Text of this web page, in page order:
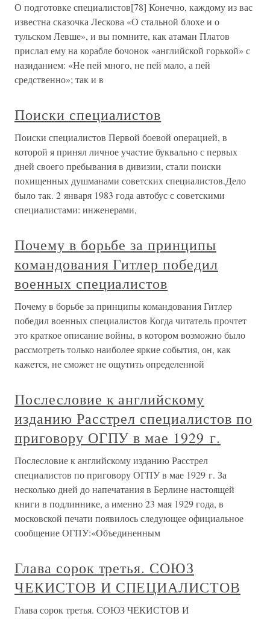
О подготовке специалистов[78] Конечно, каждому из вас
известна сказочка Лескова «О стальной блохе и о
тульском Левше», и вы помните, как атаман Платов
прислал ему на корабле бочонок «английской горькой» с
назиданием: «Не пей много, не пей мало, а пей
средственно»; так и в
Поиски специалистов
Поиски специалистов Первой боевой операцией, в
которой я принял личное участие буквально с первых
дней своего пребывания в дивизии, стали поиски
похищенных душманами советских специалистов.Дело
было так. 2 января 1983 года автобус с советскими
специалистами: инженерами,
Почему в борьбе за принципы
командования Гитлер победил
военных специалистов
Почему в борьбе за принципы командования Гитлер
победил военных специалистов Когда читатель прочтет
это краткое описание войны, в котором возможно было
рассмотреть только наиболее яркие события, он, как
кажется, не сможет не ощутить определенной
Послесловие к английскому
изданию Расстрел специалистов по
приговору ОГПУ в мае 1929 г.
Послесловие к английскому изданию Расстрел
специалистов по приговору ОГПУ в мае 1929 г. За
несколько дней до напечатания в Берлине настоящей
книги в подлиннике, а именно 23 мая 1929 года, в
московской печати появилось следующее официальное
сообщение ОГПУ:«Объединенным
Глава сорок третья. СОЮЗ
ЧЕКИСТОВ И СПЕЦИАЛИСТОВ
Глава сорок третья. СОЮЗ ЧЕКИСТОВ И